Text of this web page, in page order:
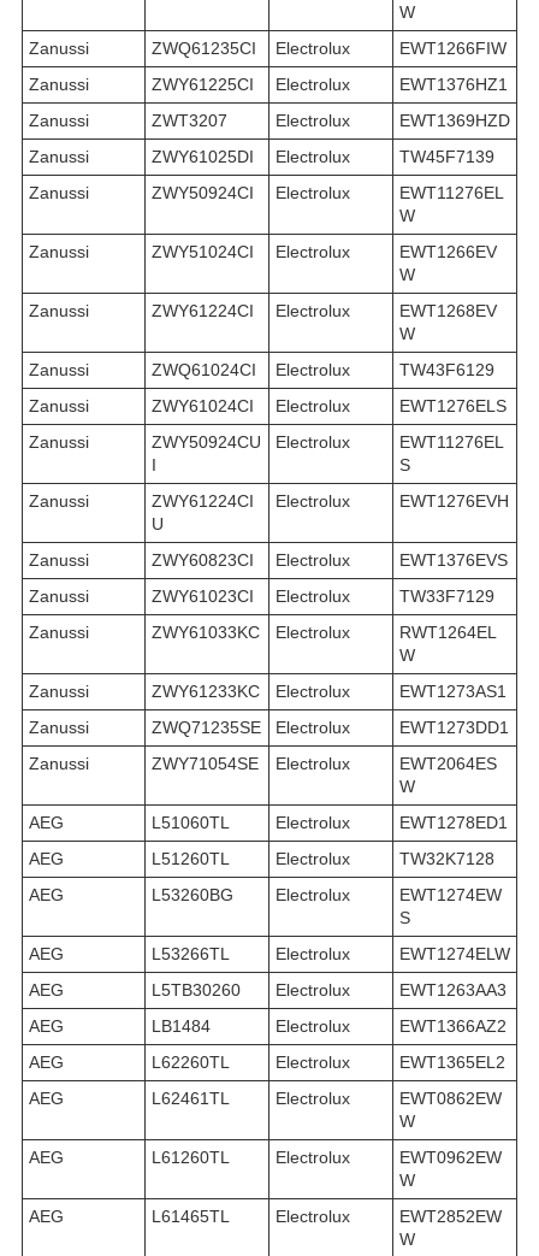
W
Zanussi
ZWQ61235CI Electrolux
EWT1266FIW
Zanussi
ZWY61225CI Electrolux
EWT1376HZ1
Zanussi
ZWT3207 Electrolux
EWT1369HZD
Zanussi
ZWY61025DI Electrolux
TW45F7139
Zanussi
ZWY50924CI Electrolux
EWT11276EL
W
Zanussi
ZWY51024CI Electrolux
EWT1266EV
W
Zanussi
ZWY61224CI Electrolux
EWT1268EV
W
Zanussi
ZWQ61024CI Electrolux
TW43F6129
Zanussi
ZWY61024CI Electrolux
EWT1276ELS
Zanussi
ZWY50924CU
I
Electrolux
EWT11276EL
S
Zanussi
ZWY61224CI
U
Electrolux EWT1276EVH
Zanussi ZWY60823CI Electrolux
EWT1376EVS
Zanussi
ZWY61023CI Electrolux
TW33F7129
Zanussi
ZWY61033KC Electrolux
RWT1264EL
W
Zanussi
ZWY61233KC Electrolux
EWT1273AS1
Zanussi
ZWQ71235SE Electrolux
EWT1273DD1
Zanussi
ZWY71054SE Electrolux
EWT2064ES
W
AEG
L51060TL Electrolux
EWT1278ED1
AEG
L51260TL Electrolux
TW32K7128
AEG
L53260BG Electrolux
EWT1274EW
S
AEG
L53266TL Electrolux
EWT1274ELW
AEG
L5TB30260 Electrolux
EWT1263AA3
AEG
LB1484 Electrolux
EWT1366AZ2
AEG
L62260TL Electrolux
EWT1365EL2
AEG
L62461TL Electrolux
EWT0862EW
W
AEG
L61260TL Electrolux
EWT0962EW
W
AEG
L61465TL Electrolux
EWT2852EW
W